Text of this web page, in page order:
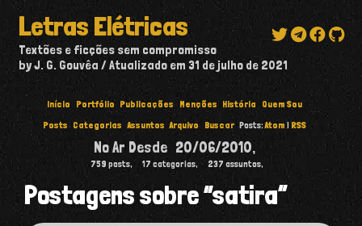
Letras Elétricas
Textões e ficções sem compromisso
by J. G. Gouvêa
Atualizado em31 de julho de 2021
Início Portfólio Publicações Menções História
Quem Sou
Posts Categorias Assuntos Arquivo Buscar Posts:Atom | RSS
No Ar Desde 20/06/2010,
759 posts, 17 categorias, 237 assuntos,
Postagens sobre “satira”